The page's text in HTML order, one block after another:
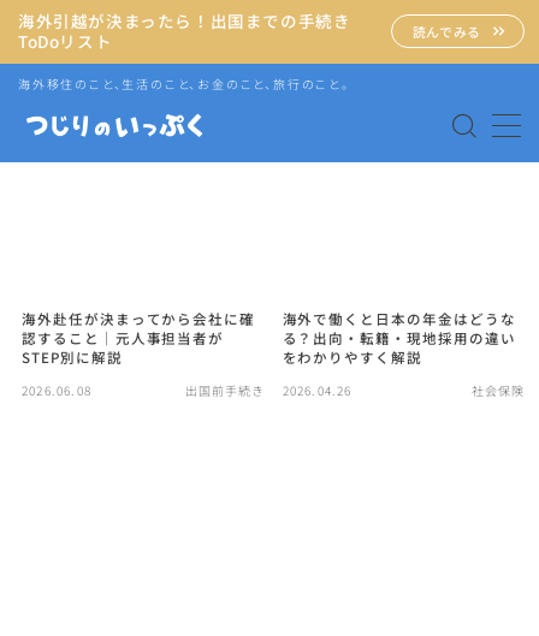
海外引越が決まったら！出国までの手続き
ToDoリスト
読んでみる
海外移住のこと、生活のこと、お金のこと、旅行のこと。
MENU
海外赴任・帯同
旅行
海外赴任が決まってから会社に確
認すること｜元人事担当者が
STEP別に解説
2026.06.08 出国前手続き
海外で働くと日本の年金はどうな
る？出向・転籍・現地採用の違い
をわかりやすく解説
2026.04.26 社会保険